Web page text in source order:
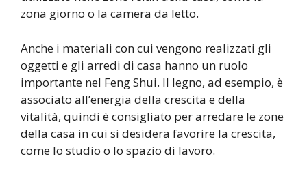
zona giorno o la camera da letto.
Anche i materiali con cui vengono realizzati gli
oggetti e gli arredi di casa hanno un ruolo
importante nel Feng Shui. Il legno, ad esempio, è
associato all’energia della crescita e della
vitalità, quindi è consigliato per arredare le zone
della casa in cui si desidera favorire la crescita,
come lo studio o lo spazio di lavoro.